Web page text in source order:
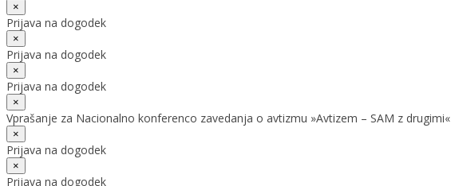
×
Prijava na dogodek
×
Prijava na dogodek
×
Prijava na dogodek
×
Vprašanje za Nacionalno konferenco zavedanja o avtizmu »Avtizem – SAM z drugimi«
×
Prijava na dogodek
×
Prijava na dogodek